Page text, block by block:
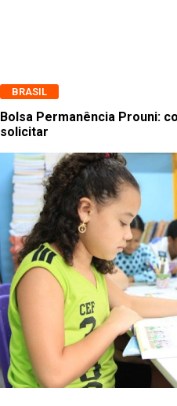
BRASIL
Bolsa Permanência Prouni:
solicitar